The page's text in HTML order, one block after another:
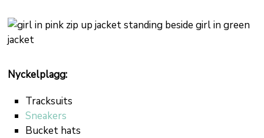
Nyckelplagg:
Tracksuits
Sneakers
Bucket hats